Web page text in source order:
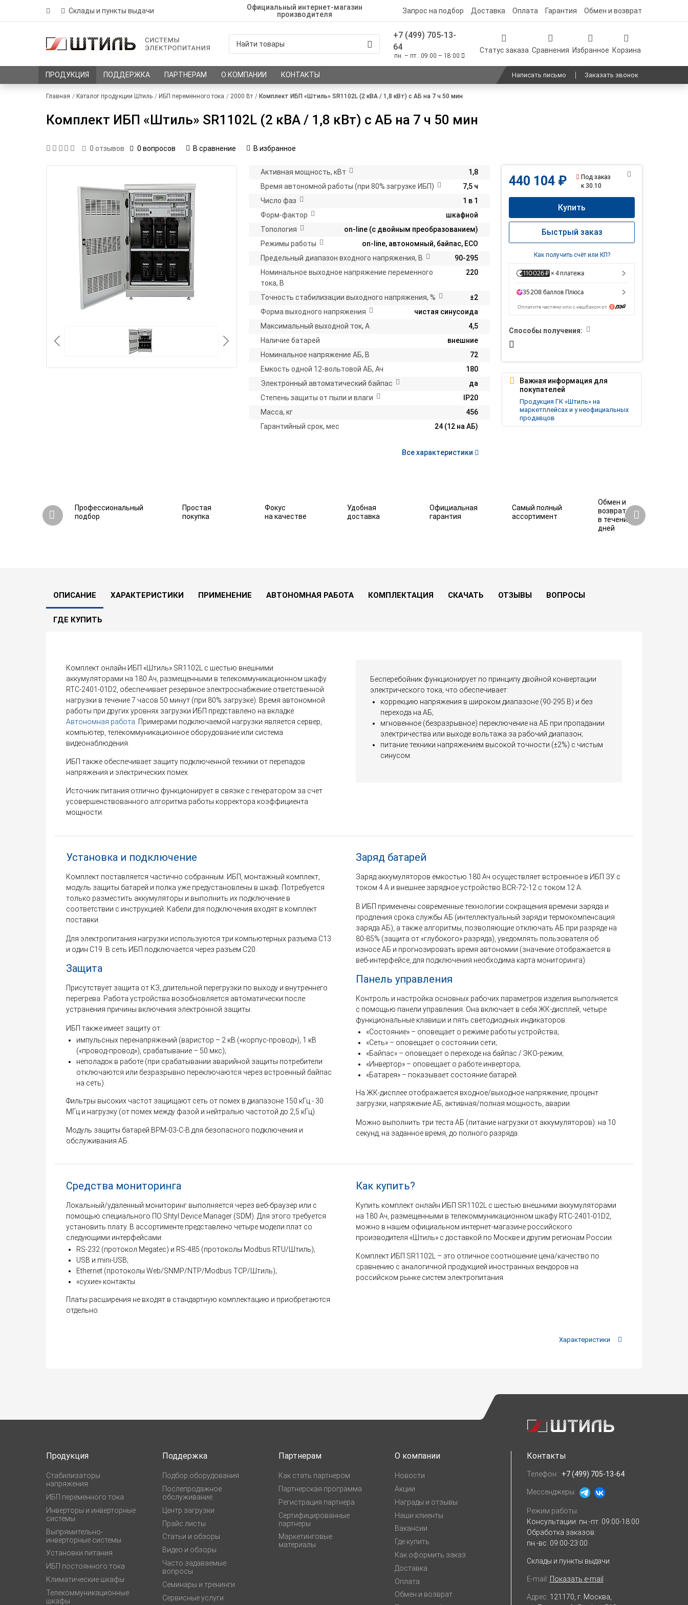
Склады и пункты выдачи
Официальный интернет-магазин
производителя
Запрос на подбор Доставка Оплата Гарантия Обмен и возврат
+7 (499) 705-13-
64
пн. – пт.: 09:00 – 18:00
Статус заказа Сравнения Избранное Корзина
ПРОДУКЦИЯ ПОДДЕРЖКА ПАРТНЕРАМ О КОМПАНИИ КОНТАКТЫ Написать письмо Заказать звонок
Главная Каталог продукции Штиль ИБП переменного тока 2000 Вт Комплект ИБП «Штиль» SR1102L (2 кВА / 1,8 кВт) c АБ на 7 ч 50 мин
Комплект ИБП «Штиль» SR1102L (2 кВА / 1,8 кВт) c АБ на 7 ч 50 мин
0 отзывов 0 вопросов В сравнение В избранное
Активная мощность, кВт
1,8
Время автономной работы (при 80% загрузке ИБП)
7,5 ч
Число фаз
1 в 1
Форм-фактор
шкафной
Топология
on-line (с двойным преобразованием)
Режимы работы
on-line, автономный, байпас, ECO
Предельный диапазон входного напряжения, В
90-295
Номинальное выходное напряжение переменного
тока, В
220
Точность стабилизации выходного напряжения, %
±2
Форма выходного напряжения
чистая синусоида
Максимальный выходной ток, А
4,5
Наличие батарей
внешние
Номинальное напряжение АБ, В
72
Емкость одной 12-вольтовой АБ, Ач
180
Электронный автоматический байпас
да
Степень защиты от пыли и влаги
IP20
Масса, кг
456
Гарантийный срок, мес
24 (12 на АБ)
Все характеристики
440 104 ₽
Под заказ
к 30.10
Купить
Быстрый заказ
Как получить счёт или КП?
Способы получения:
Важная информация для
покупателей
Продукция ГК «Штиль» на
маркетплейсах и у неофициальных
продавцов
Профессиональный
подбор
Простая
покупка
Фокус
на качестве
Удобная
доставка
Официальная
гарантия
Самый полный
ассортимент
Обмен и
возврат
в течение 7
дней
0 вопросов В сравнение В избранное
ОПИСАНИЕ ХАРАКТЕРИСТИКИ ПРИМЕНЕНИЕ АВТОНОМНАЯ РАБОТА КОМПЛЕКТАЦИЯ СКАЧАТЬ ОТЗЫВЫ ВОПРОСЫ
ГДЕ КУПИТЬ
Комплект онлайн ИБП «Штиль» SR1102L с шестью внешними
аккумуляторами на 180 Ач, размещенными в телекоммуникационном шкафу
RTC-2401-01D2, обеспечивает резервное электроснабжение ответственной
нагрузки в течение 7 часов 50 минут (при 80% загрузке). Время автономной
работы при других уровнях загрузки ИБП представлено на вкладке
Автономная работа . Примерами подключаемой нагрузки является сервер,
компьютер, телекоммуникационное оборудование или система
видеонаблюдения.
ИБП также обеспечивает защиту подключенной техники от перепадов
напряжения и электрических помех.
Источник питания отлично функционирует в связке с генератором за счет
усовершенствованного алгоритма работы корректора коэффициента
мощности.
Бесперебойник функционирует по принципу двойной конвертации
электрического тока, что обеспечивает:
коррекцию напряжения в широком диапазоне (90-295 В) и без
перехода на АБ;
мгновенное (безразрывное) переключение на АБ при пропадании
электричества или выходе вольтажа за рабочий диапазон;
питание техники напряжением высокой точности (±2%) с чистым
синусом.
Установка и подключение
Комплект поставляется частично собранным. ИБП, монтажный комплект,
модуль защиты батарей и полка уже предустановлены в шкаф. Потребуется
только разместить аккумуляторы и выполнить их подключение в
соответствии с инструкцией. Кабели для подключения входят в комплект
поставки.
Для электропитания нагрузки используются три компьютерных разъема С13
и один C19. В сеть ИБП подключается через разъем С20.
Защита
Присутствует защита от КЗ, длительной перегрузки по выходу и внутреннего
перегрева. Работа устройства возобновляется автоматически после
устранения причины включения электронной защиты.
ИБП также имеет защиту от:
импульсных перенапряжений (варистор – 2 кВ («корпус-провод»), 1 кВ
(«провод-провод»), срабатывание – 50 мкс);
неполадок в работе (при срабатывании аварийной защиты потребители
отключаются или безразрывно переключаются через встроенный байпас
на сеть).
Фильтры высоких частот защищают сеть от помех в диапазоне 150 кГц - 30
МГц и нагрузку (от помех между фазой и нейтралью частотой до 2,5 кГц).
Модуль защиты батарей BPM-03-C-B для безопасного подключения и
обслуживания АБ.
Заряд батарей
Заряд аккумуляторов ёмкостью 180 Ач осуществляет встроенное в ИБП ЗУ с
током 4 А и внешнее зарядное устройство BCR-72-12 с током 12 А.
В ИБП применены современные технологии сокращения времени заряда и
продления срока службы АБ (интеллектуальный заряд и термокомпенсация
заряда АБ), а также алгоритмы, позволяющие отключать АБ при разряде на
80-85% (защита от «глубокого» разряда), уведомлять пользователя об
износе АБ и прогнозировать время автономии (значение отображается в
веб-интерфейсе, для подключения необходима карта мониторинга).
Панель управления
Контроль и настройка основных рабочих параметров изделия выполняется
с помощью панели управления. Она включает в себя ЖК-дисплей, четыре
функциональные клавиши и пять светодиодных индикаторов:
«Состояние» – оповещает о режиме работы устройства;
«Сеть» – оповещает о состоянии сети;
«Байпас» – оповещает о переходе на байпас / ЭКО-режим;
«Инвертор» – оповещает о работе инвертора;
«Батарея» – показывает состояние батарей.
На ЖК-дисплее отображается входное/выходное напряжение, процент
загрузки, напряжение АБ, активная/полная мощность, аварии.
Можно выполнить три теста АБ (питание нагрузки от аккумуляторов): на 10
секунд, на заданное время, до полного разряда.
Средства мониторинга
Локальный/удаленный мониторинг выполняется через веб-браузер или с
помощью специального ПО Shtyl Device Manager (SDM). Для этого требуется
установить плату. В ассортименте представлено четыре модели плат со
следующими интерфейсами:
RS-232 (протокол Megatec) и RS-485 (протоколы Modbus RTU/Штиль);
USB и mini-USB;
Ethernet (протоколы Web/SNMP/NTP/Modbus TCP/Штиль);
«сухие» контакты.
Платы расширения не входят в стандартную комплектацию и приобретаются
отдельно.
Как купить?
Купить комплект онлайн ИБП SR1102L с шестью внешними аккумуляторами
на 180 Ач, размещенными в телекоммуникационном шкафу RTC-2401-01D2,
можно в нашем официальном интернет-магазине российского
производителя «Штиль» с доставкой по Москве и другим регионам России.
Комплект ИБП SR1102L – это отличное соотношение цена/качество по
сравнению с аналогичной продукцией иностранных вендоров на
российском рынке систем электропитания.
Характеристики
Продукция
Стабилизаторы
напряжения
ИБП переменного тока
Инверторы и инверторные
системы
Выпрямительно-
инверторные системы
Установки питания
ИБП постоянного тока
Климатические шкафы
Телекоммуникационные
шкафы
Поддержка
Подбор оборудования
Послепродажное
обслуживание
Центр загрузки
Прайс листы
Статьи и обзоры
Видео и обзоры
Часто задаваемые
вопросы
Семинары и тренинги
Сервисные услуги
Партнерам
Как стать партнером
Партнерская программа
Регистрация партнера
Сертифицированные
партнеры
Маркетинговые
материалы
О компании
Новости
Акции
Награды и отзывы
Наши клиенты
Вакансии
Где купить
Как оформить заказ
Доставка
Оплата
Обмен и возврат
Контакты
Телефон: +7 (499) 705-13-64
Мессенджеры:
Режим работы:
Консультации: пн.-пт. 09:00-18:00
Обработка заказов:
пн.-вс. 09:00-23:00
Склады и пункты выдачи
E-mail: Показать e-mail
Адрес: 121170, г. Москва,